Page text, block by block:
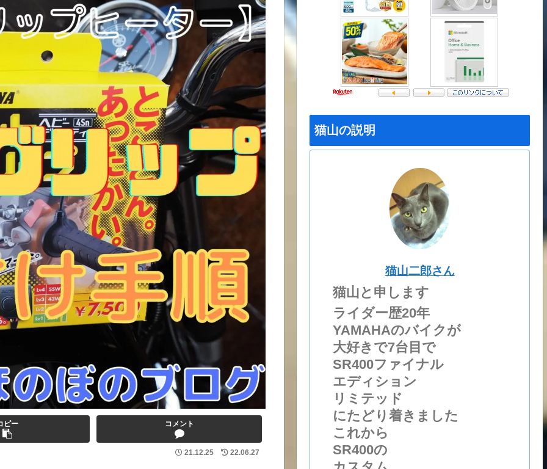
ピー コメント
21.12.25 22.06.27
猫山の説明
猫山二郎さん
猫山と申します
ライダー歴20年
YAMAHAのバイクが
大好きで7台目で
SR400ファイナル
エディション
リミテッド
にたどり着きました
これから
SR400の